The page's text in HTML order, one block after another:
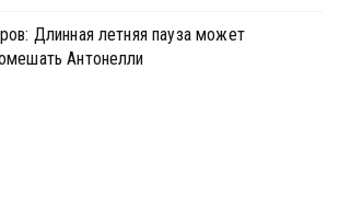
Длинная летняя пауза может
Антонелли